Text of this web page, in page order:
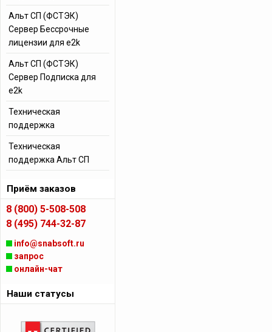
Альт СП (ФСТЭК)
Сервер Бессрочные
лицензии для e2k
Альт СП (ФСТЭК)
Сервер Подписка для
e2k
Техническая
поддержка
Техническая
поддержка Альт СП
Приём заказов
8 (800) 5-508-508
8 (495) 744-32-87
info@snabsoft.ru
запрос
онлайн-чат
Наши статусы